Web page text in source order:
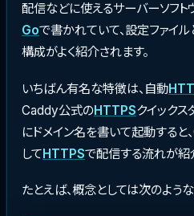
配信などに使えるサーバーソフト
Goで書かれていて、設定ファイル
構成がよく紹介されます。
いちばん有名な特徴は、自動
Caddy公式のHTTPSクイック
にドメイン名を書いて起動すると
してHTTPSで配信する流れが紹
たとえば、概念としては次のよう